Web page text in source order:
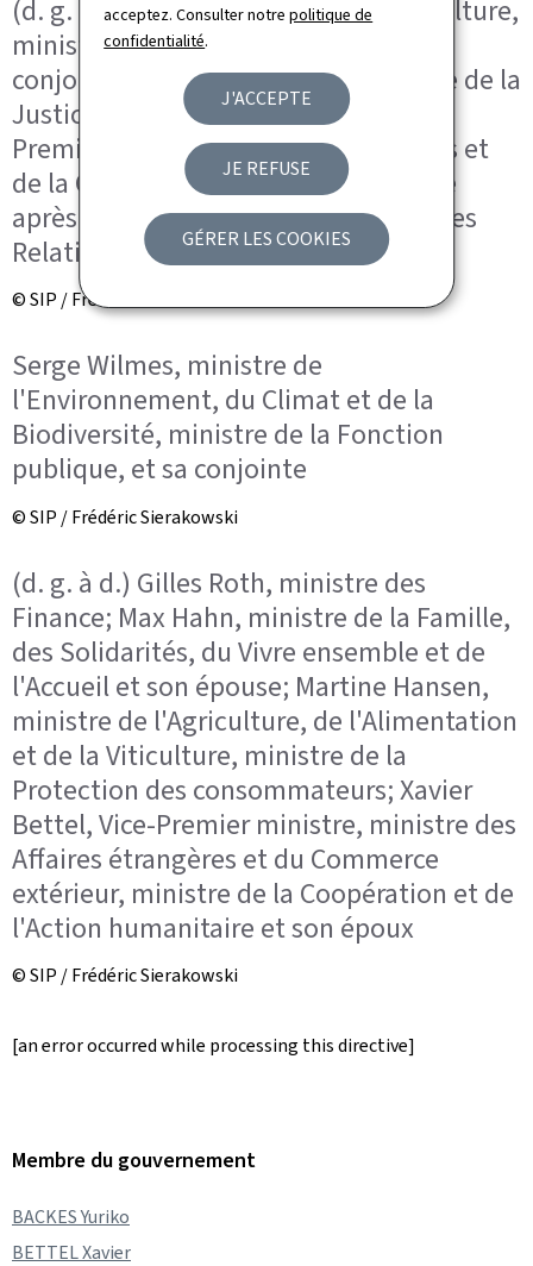
acceptez. Consulter notrepolitique de
confidentialité.
J'ACCEPTE
JE REFUSE
GÉRER LES COOKIES
(d. g. à d.) Eric Thill, ministre de la Culture,
ministre délégué au Tourisme; et
conjointe; Elisabeth Margue, ministre de la
Justice, ministre déléguée auprès du
Premier ministre, chargée des Médias et
de la Connectivité; ministre déléguée
après du Premier ministre, chargée des
Relations avec le Parlement
© SIP / Frédéric Sierakowski
Serge Wilmes, ministre de
l'Environnement, du Climat et de la
Biodiversité, ministre de la Fonction
publique, et sa conjointe
© SIP / Frédéric Sierakowski
(d. g. à d.) Gilles Roth, ministre des
Finance; Max Hahn, ministre de la Famille,
des Solidarités, du Vivre ensemble et de
l'Accueil et son épouse; Martine Hansen,
ministre de l'Agriculture, de l'Alimentation
et de la Viticulture, ministre de la
Protection des consommateurs; Xavier
Bettel, Vice-Premier ministre, ministre des
Affaires étrangères et du Commerce
extérieur, ministre de la Coopération et de
l'Action humanitaire et son époux
© SIP / Frédéric Sierakowski
[an error occurred while processing this directive]
Membre du gouvernement
BACKES Yuriko
BETTEL Xavier